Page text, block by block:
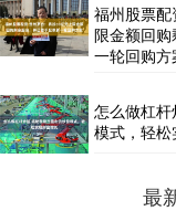
福州股票
限金额回
一轮回购方
怎么做杠
模式，轻
最